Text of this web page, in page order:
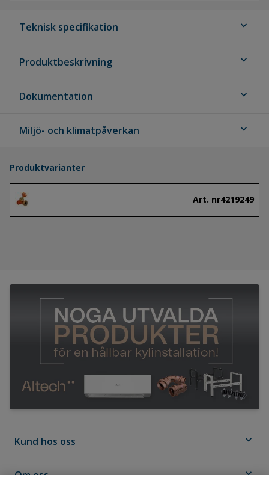
Teknisk specifikation expand_more
Produktbeskrivning expand_more
Dokumentation expand_more
Miljö- och klimatpåverkan expand_more
Produktvarianter
Art. nr4219249
Kund hos oss expand_more
Om oss expand_more